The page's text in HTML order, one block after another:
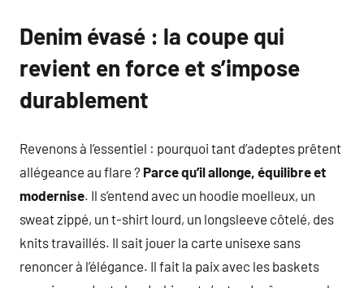
Denim évasé : la coupe qui
revient en force et s’impose
durablement
Revenons à l’essentiel : pourquoi tant d’adeptes prêtent
allégeance au flare ? Parce qu’il allonge, équilibre et
modernise. Il s’entend avec un hoodie moelleux, un
sweat zippé, un t-shirt lourd, un longsleeve côtelé, des
knits travaillés. Il sait jouer la carte unisexe sans
renoncer à l’élégance. Il fait la paix avec les baskets